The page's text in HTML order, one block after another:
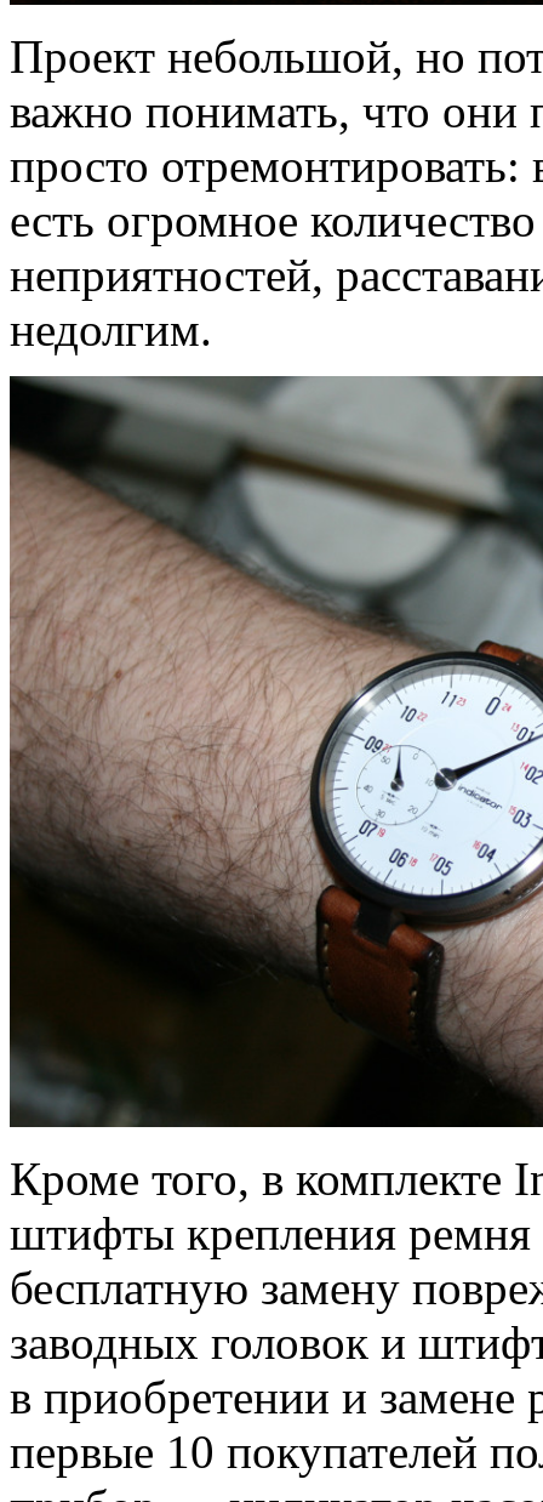
Проект небольшой, но
важно понимать, что они
просто отремонтировать:
есть огромное
неприятностей,
недолгим.
Кроме того, в комплекте
штифты крепления ремня
бесплатную замену
заводных головок и
в приобретении и замене
первые 10 покупателей